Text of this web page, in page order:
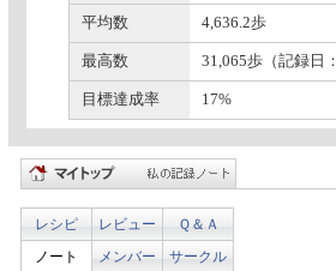
平均数 4,636.2歩
最高数 31,065歩（記録日：
目標達成率 17%
レシピ レビュー
Ｑ＆Ａ
ノート
メンバー
サークル